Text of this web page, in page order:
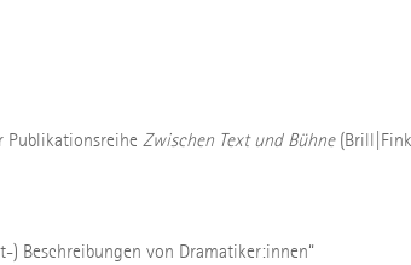
Publikationsreihe Zwischen Text und Bühne
) Beschreibungen von Dramatiker:innen“